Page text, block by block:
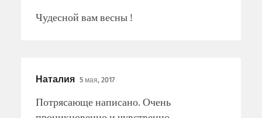
Чудесной вам весны !
Наталия 5 мая, 2017
Потрясающе написано. Очень